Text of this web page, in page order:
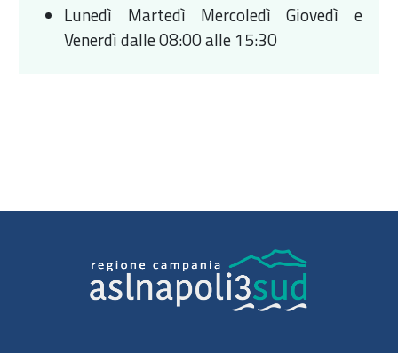
Lunedì Martedì Mercoledì Giovedì e
Venerdì dalle 08:00 alle 15:30